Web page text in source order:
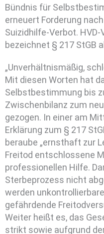
Bündnis für
erneuert Forderung
Suizidhilfe-Verbot.
bezeichnet § 217 StGB
„Unverhältnismäßig,
Mit diesen Worten hat
Selbstbestimmung bis
Zwischenbilanz zum
gezogen. In einer am
Erklärung zum § 217
beraube „ernsthaft zur
Freitod entschlossene
professionellen Hilfe.
Sterbeprozess nicht
werden
gefährdende
Weiter heißt es, das
strikt sowie aufgrund